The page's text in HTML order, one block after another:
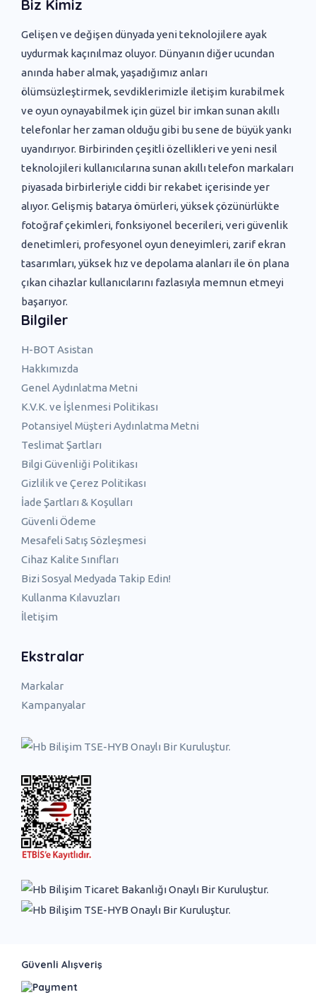
Biz Kimiz
Gelişen ve değişen dünyada yeni ‌teknolojilere ayak
uydurmak kaçınılmaz oluyor. Dünyanın diğer ucundan
anında haber almak, yaşadığımız anları
ölümsüzleştirmek, sevdiklerimizle iletişim kurabilmek
ve oyun oynayabilmek için güzel bir imkan sunan akıllı
telefonlar her zaman olduğu gibi bu sene de büyük yankı
uyandırıyor. Birbirinden çeşitli özellikleri ve yeni nesil
teknolojileri kullanıcılarına sunan akıllı telefon markaları
piyasada birbirleriyle ciddi bir rekabet içerisinde yer
alıyor. Gelişmiş batarya ömürleri, yüksek çözünürlükte
fotoğraf çekimleri, fonksiyonel becerileri, veri güvenlik
denetimleri, profesyonel oyun deneyimleri, zarif ekran
tasarımları, yüksek hız ve depolama alanları ile ön plana
çıkan cihazlar kullanıcılarını fazlasıyla memnun etmeyi
başarıyor.
Bilgiler
H-BOT Asistan
Hakkımızda
Genel Aydınlatma Metni
K.V.K. ve İşlenmesi Politikası
Potansiyel Müşteri Aydınlatma Metni
Teslimat Şartları
Bilgi Güvenliği Politikası
Gizlilik ve Çerez Politikası
İade Şartları & Koşulları
Güvenli Ödeme
Mesafeli Satış Sözleşmesi
Cihaz Kalite Sınıfları
Bizi Sosyal Medyada Takip Edin!
Kullanma Kılavuzları
İletişim
Ekstralar
Markalar
Kampanyalar
Güvenli Alışveriş